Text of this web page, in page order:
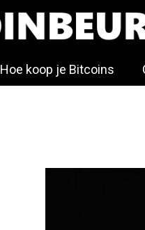
Hoe koop je Bitcoins